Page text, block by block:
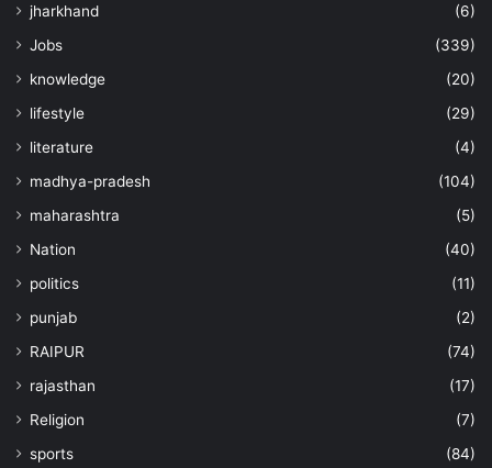
jharkhand
(6)
Jobs
(339)
knowledge
(20)
lifestyle
(29)
literature
(4)
madhya-pradesh
(104)
maharashtra
(5)
Nation
(40)
politics
(11)
punjab
(2)
RAIPUR
(74)
rajasthan
(17)
Religion
(7)
sports
(84)